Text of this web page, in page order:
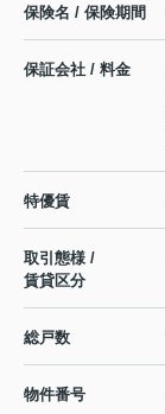
保険名 / 保険期間
保証会社 / 料金
特優賃
取引態様 /
賃貸区分
総戸数
物件番号